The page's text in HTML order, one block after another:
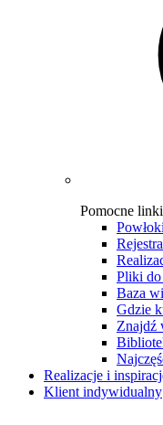
Pomocne linki
Pliki do
Baza
Gdzie
Znajdź
Realizacje i
Klient indywidualny